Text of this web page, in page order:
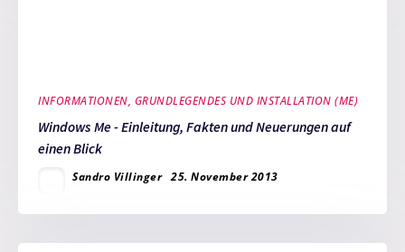
INFORMATIONEN, GRUNDLEGENDES UND INSTALLATION (ME)
Windows Me - Einleitung, Fakten und Neuerungen auf
einen Blick
Sandro Villinger 25. November 2013